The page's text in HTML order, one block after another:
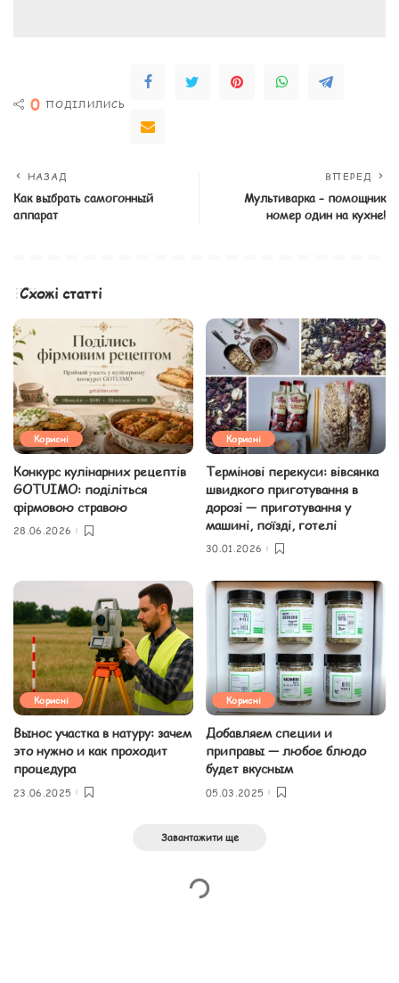
0 ПОДІЛИЛИСЬ
НАЗАД
Как выбрать самогонный
аппарат
ВПЕРЕД
Мультиварка – помощник
номер один на кухне!
Схожі статті
Корисні
Конкурс кулінарних рецептів
GOTUIMO: поділіться
фірмовою стравою
28.06.2026
Корисні
Термінові перекуси: вівсянка
швидкого приготування в
дорозі — приготування у
машині, поїзді, готелі
30.01.2026
Корисні
Вынос участка в натуру: зачем
это нужно и как проходит
процедура
23.06.2025
Корисні
Добавляем специи и
приправы — любое блюдо
будет вкусным
05.03.2025
Завантажити ще